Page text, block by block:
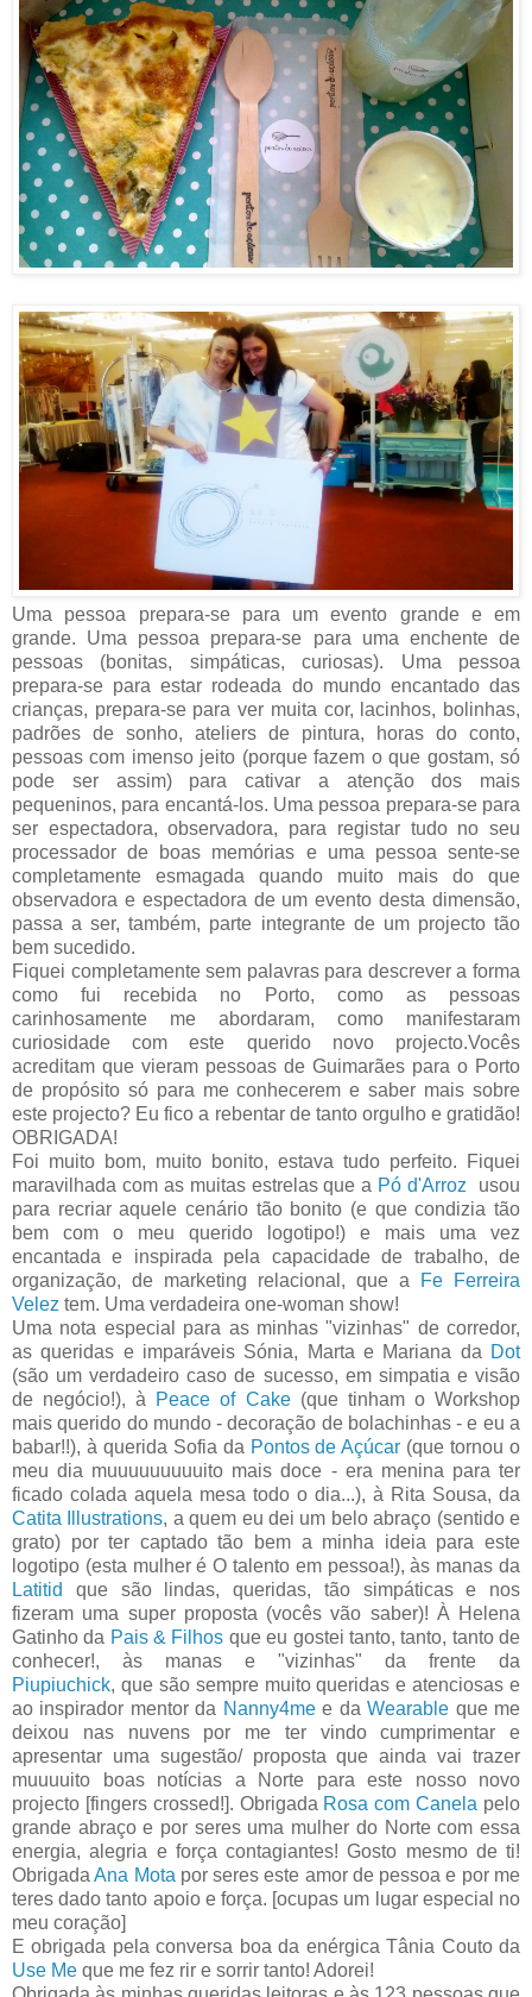
Uma pessoa prepara-se para um evento grande e em
grande. Uma pessoa prepara-se para uma enchente de
pessoas (bonitas, simpáticas, curiosas). Uma pessoa
prepara-se para estar rodeada do mundo encantado das
crianças, prepara-se para ver muita cor, lacinhos, bolinhas,
padrões de sonho, ateliers de pintura, horas do conto,
pessoas com imenso jeito (porque fazem o que gostam, só
pode ser assim) para cativar a atenção dos mais
pequeninos, para encantá-los. Uma pessoa prepara-se para
ser espectadora, observadora, para registar tudo no seu
processador de boas memórias e uma pessoa sente-se
completamente esmagada quando muito mais do que
observadora e espectadora de um evento desta dimensão,
passa a ser, também, parte integrante de um projecto tão
bem sucedido.
Fiquei completamente sem palavras para descrever a forma
como fui recebida no Porto, como as pessoas
carinhosamente me abordaram, como manifestaram
curiosidade com este querido novo projecto.Vocês
acreditam que vieram pessoas de Guimarães para o Porto
de propósito só para me conhecerem e saber mais sobre
este projecto? Eu fico a rebentar de tanto orgulho e gratidão!
OBRIGADA!
Foi muito bom, muito bonito, estava tudo perfeito. Fiquei
maravilhada com as muitas estrelas que a Pó d'Arroz
usou
para recriar aquele cenário tão bonito (e que condizia tão
bem com o meu querido logotipo!) e mais uma vez
encantada e inspirada pela capacidade de trabalho, de
organização, de marketing relacional, que a
Fe Ferreira
Velez tem. Uma verdadeira one-woman show!
Uma nota especial para as minhas "vizinhas" de corredor,
as queridas e imparáveis Sónia, Marta e Mariana da Dot
(são um verdadeiro caso de sucesso, em simpatia e visão
de negócio!), à Peace of Cake(que tinham o Workshop
mais querido do mundo - decoração de bolachinhas - e eu a
babar!!), à querida Sofia da Pontos de Açúcar (que tornou o
meu dia muuuuuuuuuito mais doce - era menina para ter
ficado colada aquela mesa todo o dia...), à Rita Sousa, da
Catita Illustrations, a quem eu dei um belo abraço (sentido e
grato) por ter captado tão bem a minha ideia para este
logotipo (esta mulher é O talento em pessoa!), às manas da
Latitid
que são lindas, queridas, tão simpáticas e nos
fizeram uma super proposta (vocês vão saber)! À Helena
Gatinho da Pais & Filhos que eu gostei tanto, tanto, tanto de
conhecer!, às manas e "vizinhas" da frente da
Piupiuchick, que são sempre muito queridas e atenciosas e
ao inspirador mentor da Nanny4mee daWearable que me
deixou nas nuvens por me ter vindo cumprimentar e
apresentar uma sugestão/ proposta que ainda vai trazer
muuuuito boas notícias a Norte para este nosso novo
projecto [fingers crossed!]. Obrigada Rosa com Canela pelo
grande abraço e por seres uma mulher do Norte com essa
energia, alegria e força contagiantes! Gosto mesmo de ti!
ObrigadaAna Mota por seres este amor de pessoa e por me
teres dado tanto apoio e força. [ocupas um lugar especial no
meu coração]
E obrigada pela conversa boa da enérgica Tânia Couto da
Use Me que me fez rir e sorrir tanto! Adorei!